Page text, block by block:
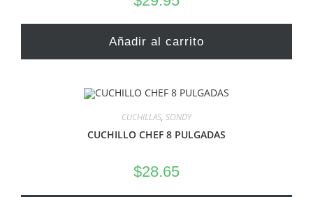
Añadir al carrito
CUCHILLAS, SONDY
CUCHILLO CHEF 8 PULGADAS
$28.65